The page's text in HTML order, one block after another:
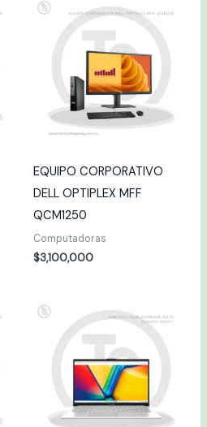
EQUIPO CORPORATIVO
DELL OPTIPLEX MFF
QCM1250
Computadoras
$3,100,000